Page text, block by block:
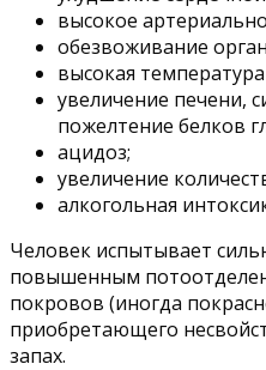
высокое
обезвоживание
высокая
увеличение печени,
пожелтение белков
ацидоз;
увеличение
алкогольная
Человек испытывает
повышенным
покровов (иногда
приобретающего
запах.